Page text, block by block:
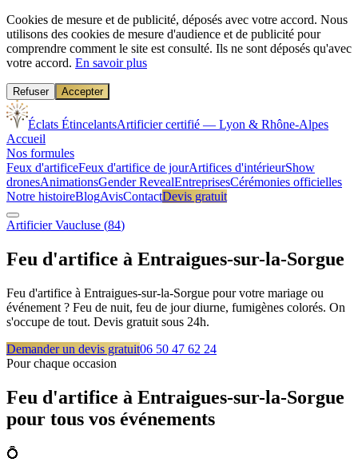
Cookies de mesure et de publicité, déposés avec votre accord. Nous
utilisons des cookies de mesure d'audience et de publicité pour
comprendre comment le site est consulté. Ils ne sont déposés qu'avec
votre accord. En savoir plus
Refuser Accepter
Éclats ÉtincelantsArtificier certifié — Lyon & Rhône-Alpes
Accueil
Nos formules
Feux d'artificeFeux d'artifice de jourArtifices d'intérieurShow
dronesAnimationsGender RevealEntreprisesCérémonies officielles
Notre histoireBlogAvisContactDevis gratuit
ArtificierVaucluse (84)
Feu d'artifice à Entraigues-sur-la-Sorgue
Feu d'artifice à Entraigues-sur-la-Sorgue pour votre mariage ou
événement ? Feu de nuit, feu de jour diurne, fumigènes colorés. On
s'occupe de tout. Devis gratuit sous 24h.
Demander un devis gratuit06 50 47 62 24
Pour chaque occasion
Feu d'artifice à Entraigues-sur-la-Sorgue
pour tous vos événements
💍